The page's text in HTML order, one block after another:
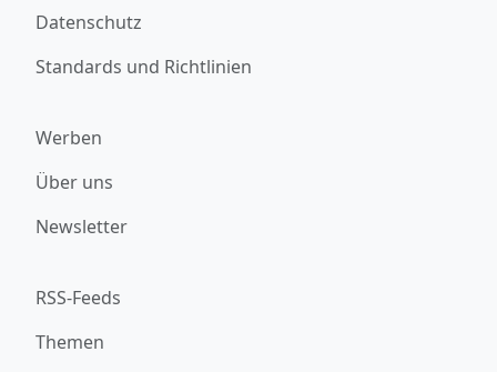
Datenschutz
Standards und Richtlinien
Werben
Über uns
Newsletter
RSS-Feeds
Themen